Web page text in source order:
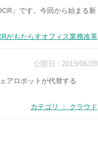
」です。今回から始まる新
がもたらすオフィス業務改革
公開日 : 2019/06/28
アロボットが代替する
カテゴリ ： クラウド